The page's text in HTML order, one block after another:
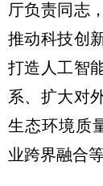
厅负责同志
推动科技创
打造人工智
系、扩大对
生态环境质
业跨界融合